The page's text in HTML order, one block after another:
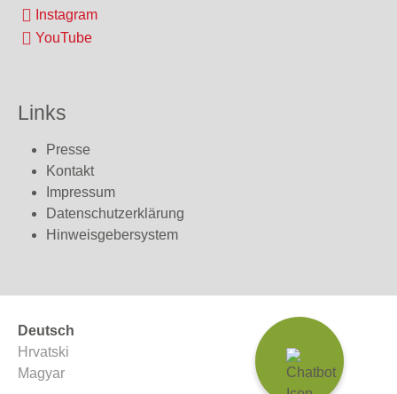
Instagram
YouTube
Links
Presse
Kontakt
Impressum
Datenschutzerklärung
Hinweisgebersystem
Deutsch
Hrvatski
Magyar